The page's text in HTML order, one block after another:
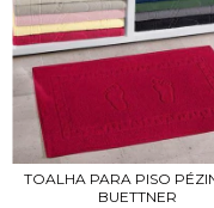
TOALHA PARA PISO
BUETTNER